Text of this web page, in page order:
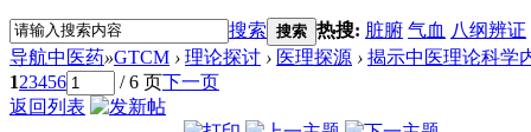
搜索 搜索 热搜: 脏腑 气血 八纲辨证
导航中医药»GTCM › 理论探讨 › 医理探源 › 揭示中医理论科学
123456 / 6 页下一页
返回列表